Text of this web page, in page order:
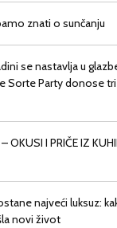
znati o sunčanju
se nastavlja u
Sorte Party donose
OKUSI I PRIČE IZ
najveći luksuz:
novi život